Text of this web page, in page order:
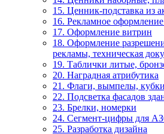
15. Ценник-подставка из
16. Рекламное
17. Оформление витрин
18. Оформление
рекламы, техническая
19. Таблички литые,
20. Наградная атрибутика
21. Флаги, вымпелы, кубки
22. Подсветка фасадов
23. Брелки, номерки
24. Сегмент-цифры для
25. Разработка дизайна